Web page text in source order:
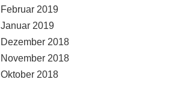
Februar 2019
Januar 2019
Dezember 2018
November 2018
Oktober 2018